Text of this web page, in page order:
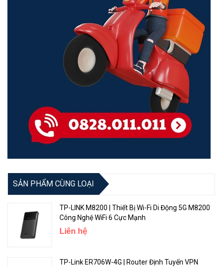
Không có lý do gì để trì hoãn việc muabộ định tuyến router wifi 6
khi bạn đã có thể tận dụng hết tốc độ mà nó mang lại. Với băng
thông 160 MHz và 1024-QAM, Archer AX53 mang đến tốc độ
Gigabit thực lên đến 3 Gbps. Tận hưởng phát trực tuyến và chơi
game nhanh hơn bao giờ hết. Được trang bị CPU lõi kép mạnh mẽ,
Router Wi-Fi 6 Gigabit đầy đủ tính năng cho phép thực hiện các tác
vụ đòi hỏi nhiều băng thông chạy trơn tru cùng một lúc.
Mở Rộng Vùng Phủ-Xuyên Suốt Ngôi Nhà Bạn
Bốn ăng-ten bên ngoài có độ lợi cao và công nghệ
trong toàn bộ ngôi nhà của bạn.
SẢN PHẨM CÙNG LOẠI
TP-LINK M8200 | Thiết Bị Wi-Fi Di Động 5G M8200
Công Nghệ WiFi 6 Cực Mạnh
Liên hệ
TP-Link ER706W-4G | Router Định Tuyến VPN